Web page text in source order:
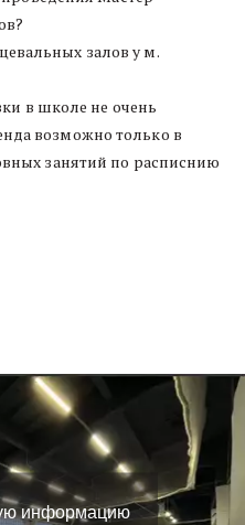
залов у м.
в школе не очень
возможно только в
занятий по расписнию
информацию